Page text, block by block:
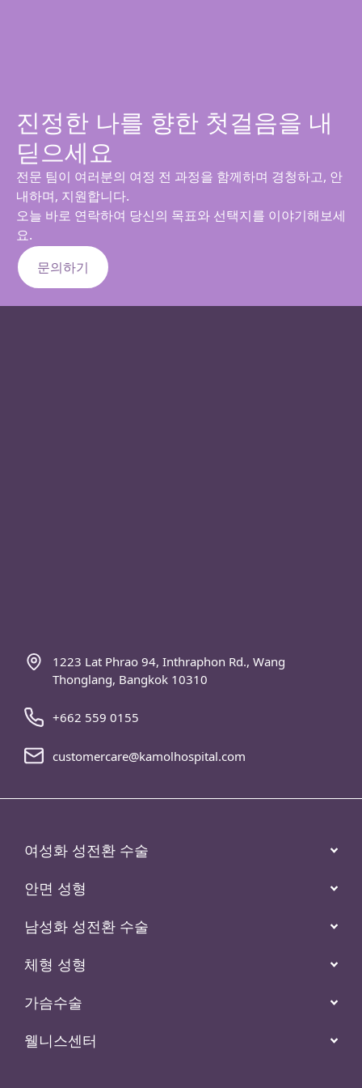
진정한 나를 향한 첫걸음을 내
딛으세요
전문 팀이 여러분의 여정 전 과정을 함께하며 경청하고, 안
내하며, 지원합니다.
오늘 바로 연락하여 당신의 목표와 선택지를 이야기해보세
요.
문의하기
1223 Lat Phrao 94, Inthraphon Rd., Wang
Thonglang, Bangkok 10310
+662 559 0155
customercare@kamolhospital.com
여성화 성전환 수술
안면 성형
남성화 성전환 수술
체형 성형
가슴수술
웰니스센터